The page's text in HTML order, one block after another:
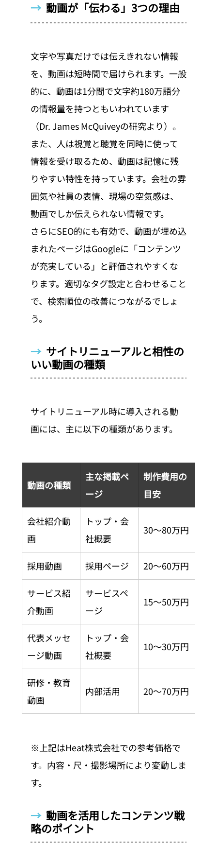
→ 動画が「伝わる」3つの理由
文字や写真だけでは伝えきれない情報
を、動画は短時間で届けられます。一般
的に、動画は1分間で文字約180万語分
の情報量を持つともいわれています
（Dr. James McQuiveyの研究より）。
また、人は視覚と聴覚を同時に使って
情報を受け取るため、動画は記憶に残
りやすい特性を持っています。会社の雰
囲気や社員の表情、現場の空気感は、
動画でしか伝えられない情報です。
さらにSEO的にも有効で、動画が埋め込
まれたページはGoogleに「コンテンツ
が充実している」と評価されやすくな
ります。適切なタグ設定と合わせること
で、検索順位の改善につながるでしょ
う。
→ サイトリニューアルと相性の
いい動画の種類
サイトリニューアル時に導入される動
画には、主に以下の種類があります。
動画の種類
主な掲載ペ
ージ
制作費用の
目安
会社紹介動
画
トップ・会
社概要
30〜80万円
採用動画 採用ページ 20〜60万円
サービス紹
介動画
サービスペ
ージ
15〜50万円
代表メッセ
ージ動画
トップ・会
社概要
10〜30万円
研修・教育
動画
内部活用 20〜70万円
※上記はHeat株式会社での参考価格で
す。内容・尺・撮影場所により変動しま
す。
→ 動画を活用したコンテンツ戦
略のポイント